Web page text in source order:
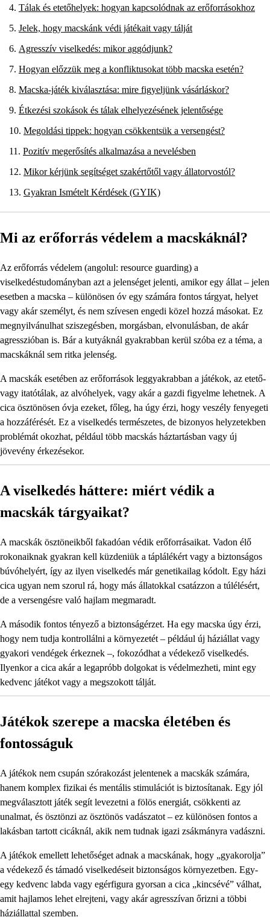
Tálak és etetőhelyek: hogyan kapcsolódnak az erőforrásokhoz
Jelek, hogy macskánk védi játékait vagy tálját
Agresszív viselkedés: mikor aggódjunk?
Hogyan előzzük meg a konfliktusokat több macska esetén?
Macska-játék kiválasztása: mire figyeljünk vásárláskor?
Étkezési szokások és tálak elhelyezésének jelentősége
Megoldási tippek: hogyan csökkentsük a versengést?
Pozitív megerősítés alkalmazása a nevelésben
Mikor kérjünk segítséget szakértőtől vagy állatorvostól?
Gyakran Ismételt Kérdések (GYIK)
Mi az erőforrás védelem a macskáknál?
Az erőforrás védelem (angolul: resource guarding) a
viselkedéstudományban azt a jelenséget jelenti, amikor egy állat – jelen
esetben a macska – különösen óv egy számára fontos tárgyat, helyet
vagy akár személyt, és nem szívesen engedi közel hozzá másokat. Ez
megnyilvánulhat sziszegésben, morgásban, elvonulásban, de akár
agresszióban is. Bár a kutyáknál gyakrabban kerül szóba ez a téma, a
macskáknál sem ritka jelenség.
A macskák esetében az erőforrások leggyakrabban a játékok, az etető-
vagy itatótálak, az alvóhelyek, vagy akár a gazdi figyelme lehetnek. A
cica ösztönösen óvja ezeket, főleg, ha úgy érzi, hogy veszély fenyegeti
a hozzáférését. Ez a viselkedés természetes, de bizonyos helyzetekben
problémát okozhat, például több macskás háztartásban vagy új
jövevény érkezésekor.
A viselkedés háttere: miért védik a
macskák tárgyaikat?
A macskák ösztöneikből fakadóan védik erőforrásaikat. Vadon élő
rokonaiknak gyakran kell küzdeniük a táplálékért vagy a biztonságos
búvóhelyért, így az ilyen viselkedés már genetikailag kódolt. Egy házi
cica ugyan nem szorul rá, hogy más állatokkal csatázzon a túlélésért,
de a versengésre való hajlam megmaradt.
A második fontos tényező a biztonságérzet. Ha egy macska úgy érzi,
hogy nem tudja kontrollálni a környezetét – például új háziállat vagy
gyakori vendégek érkeznek –, fokozódhat a védekező viselkedés.
Ilyenkor a cica akár a legapróbb dolgokat is védelmezheti, mint egy
kedvenc játékot vagy a megszokott tálját.
Játékok szerepe a macska életében és
fontosságuk
A játékok nem csupán szórakozást jelentenek a macskák számára,
hanem komplex fizikai és mentális stimulációt is biztosítanak. Egy jól
megválasztott játék segít levezetni a fölös energiát, csökkenti az
unalmat, és ösztönzi az ösztönös vadászatot – ez különösen fontos a
lakásban tartott cicáknál, akik nem tudnak igazi zsákmányra vadászni.
A játékok emellett lehetőséget adnak a macskának, hogy „gyakorolja”
a védekező és támadó viselkedéseit biztonságos környezetben. Egy-
egy kedvenc labda vagy egérfigura gyorsan a cica „kincsévé” válhat,
amit hajlamos lehet elrejteni, vagy akár agresszívan őrizni a többi
háziállattal szemben.